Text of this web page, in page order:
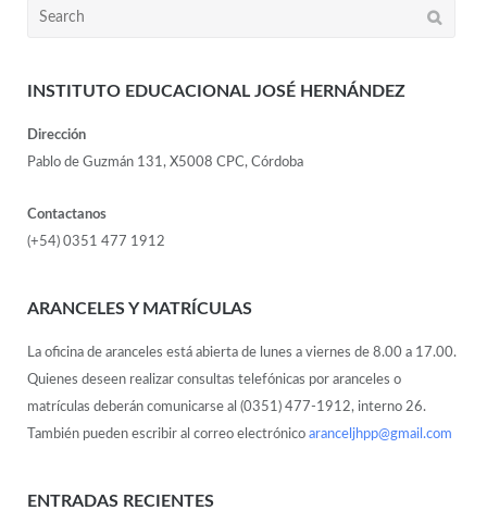
INSTITUTO EDUCACIONAL JOSÉ HERNÁNDEZ
Dirección
Pablo de Guzmán 131, X5008 CPC, Córdoba
Contactanos
(+54) 0351 477 1912
ARANCELES Y MATRÍCULAS
La oficina de aranceles está abierta de lunes a viernes de 8.00 a 17.00.
Quienes deseen realizar consultas telefónicas por aranceles o
matrículas deberán comunicarse al (0351) 477-1912, interno 26.
También pueden escribir al correo electrónico aranceljhpp@gmail.com
ENTRADAS RECIENTES